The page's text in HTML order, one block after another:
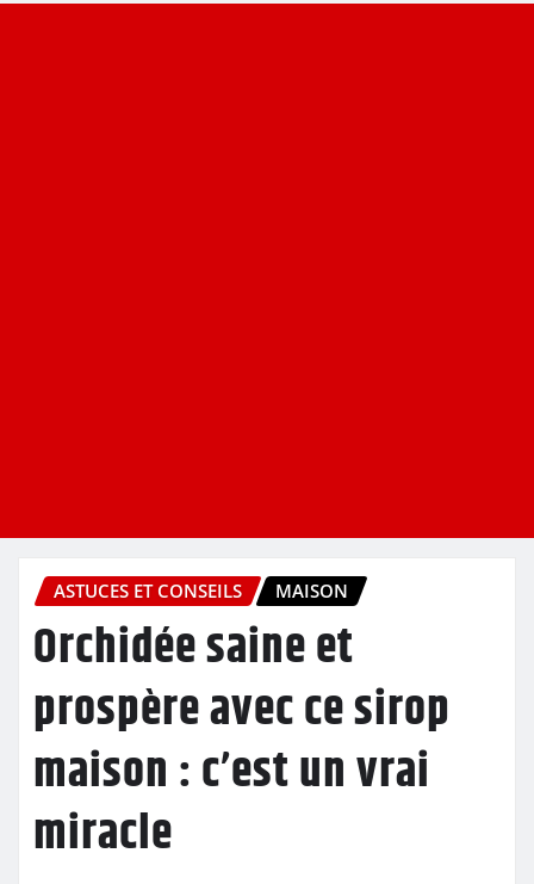
ASTUCES ET CONSEILS MAISON
Orchidée saine et
prospère avec ce sirop
maison : c’est un vrai
miracle